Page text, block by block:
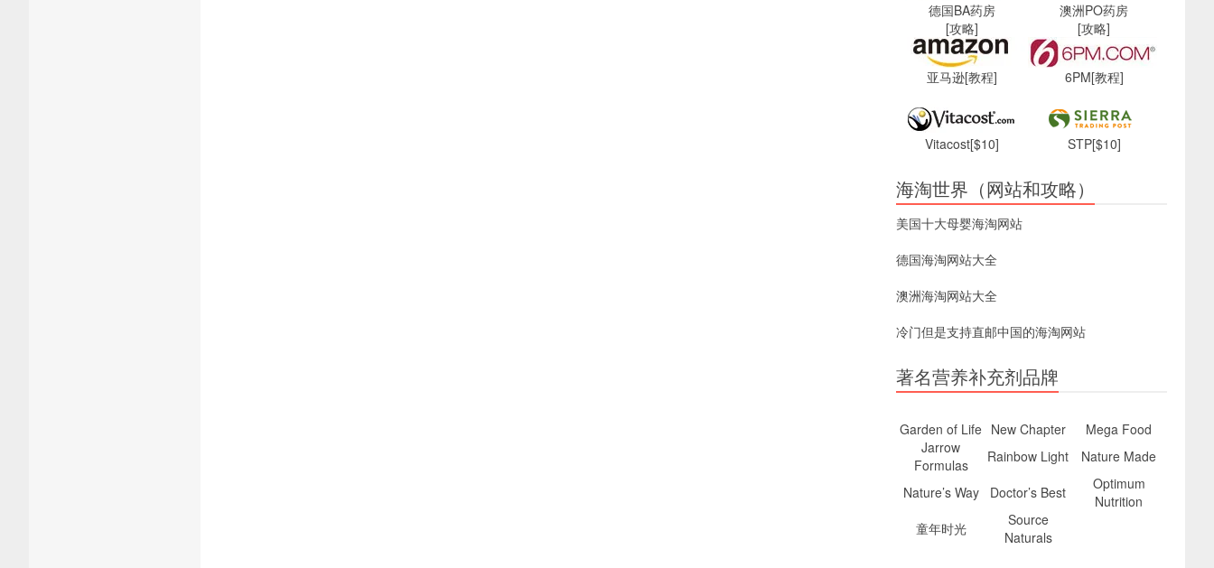
德国BA药房
[攻略]
澳洲PO药房
[攻略]
亚马逊[教程] 6PM[教程]
Vitacost[$10] STP[$10]
海淘世界（网站和攻略）
美国十大母婴海淘网站
德国海淘网站大全
澳洲海淘网站大全
冷门但是支持直邮中国的海淘网站
著名营养补充剂品牌
Garden of Life New Chapter
Mega Food
Jarrow
Formulas
Rainbow Light
Nature Made
Nature’s Way
Doctor’s Best
Optimum
Nutrition
童年时光
Source
Naturals